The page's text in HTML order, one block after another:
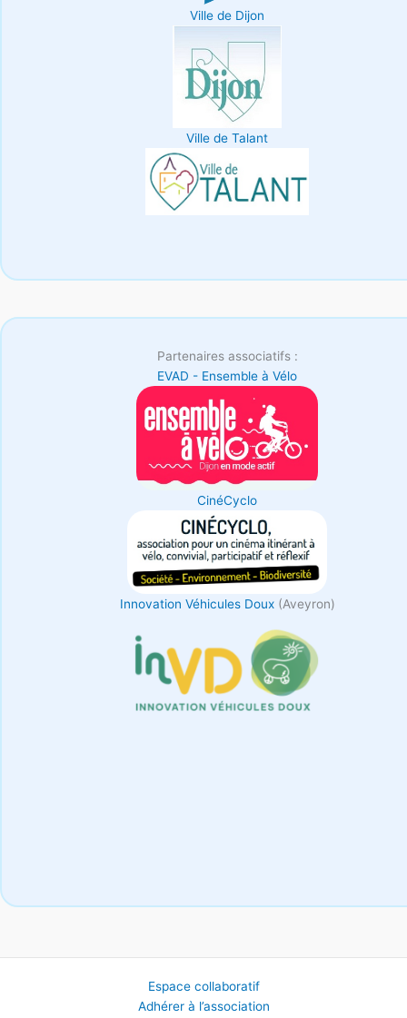
Ville de Dijon
Ville de Talant
Partenaires associatifs :
EVAD - Ensemble à Vélo
CinéCyclo
Innovation Véhicules Doux(Aveyron)
Espace collaboratif
Adhérer à l’association